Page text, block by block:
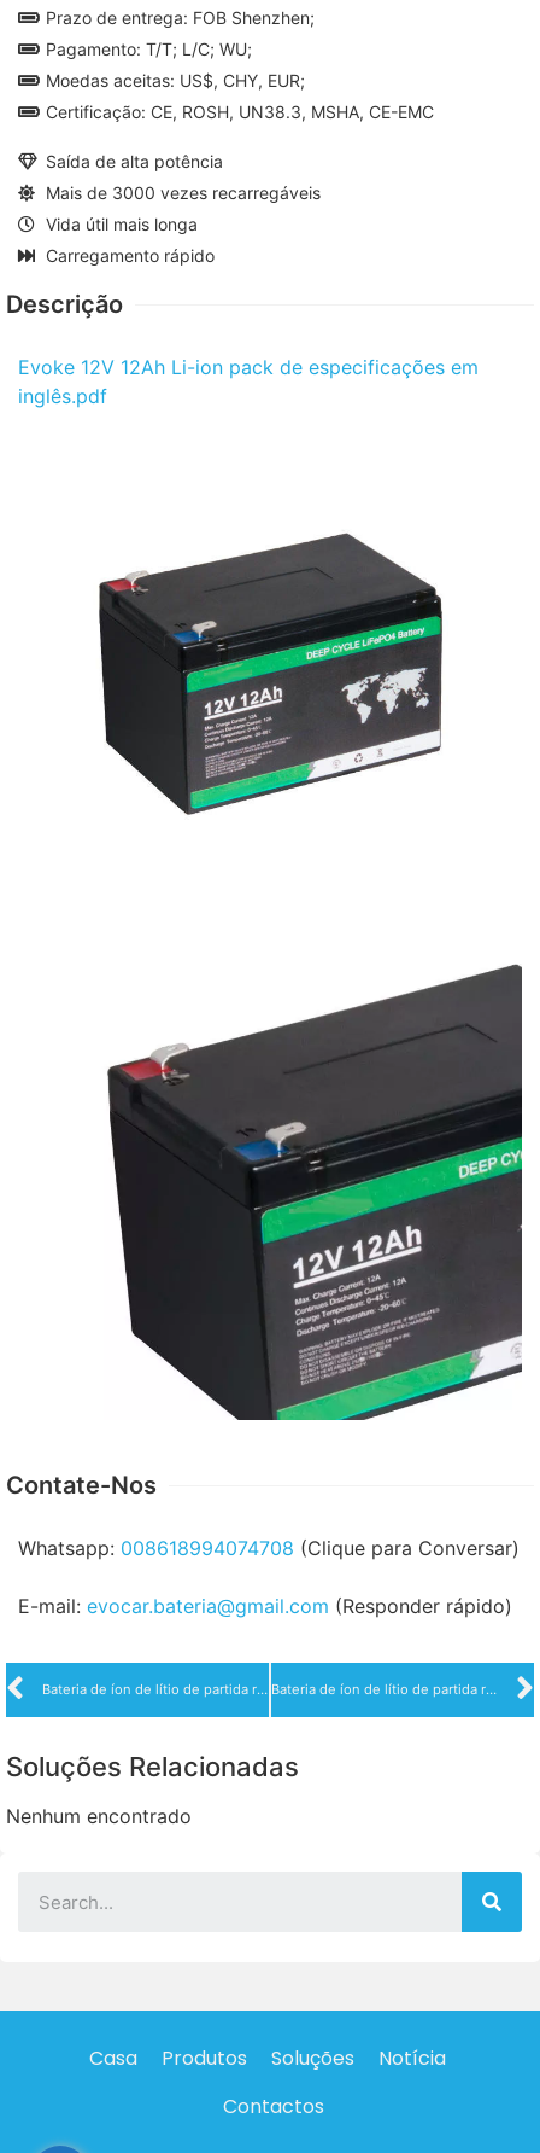
Prazo de entrega: FOB Shenzhen;
Pagamento: T/T; L/C; WU;
Moedas aceitas: US$, CHY, EUR;
Certificação: CE, ROSH, UN38.3, MSHA, CE-EMC
Saída de alta potência
Mais de 3000 vezes recarregáveis
Vida útil mais longa
Carregamento rápido
Descrição
Evoke 12V 12Ah Li-ion pack de especificações em
inglês.pdf
Contate-Nos
Whatsapp: 008618994074708 (Clique para Conversar)
E-mail: evocar.bateria@gmail.com (Responder rápido)
Bateria de íon de lítio de partida rápida 12V 7Ah Bateria de íon de lítio de partida rápida 12V 18Ah
Soluções Relacionadas
Nenhum encontrado
Casa Produtos Soluções
Notícia
Contactos